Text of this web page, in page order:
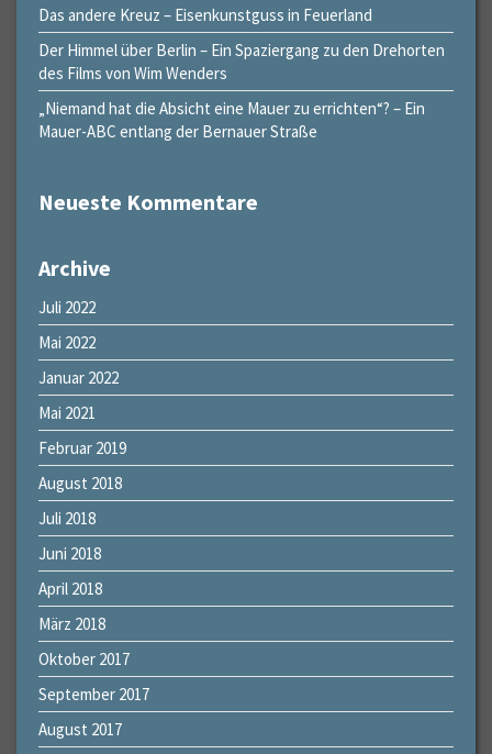
Das andere Kreuz – Eisenkunstguss in Feuerland
Der Himmel über Berlin – Ein Spaziergang zu den Drehorten
des Films von Wim Wenders
„Niemand hat die Absicht eine Mauer zu errichten“? – Ein
Mauer-ABC entlang der Bernauer Straße
Neueste Kommentare
Archive
Juli 2022
Mai 2022
Januar 2022
Mai 2021
Februar 2019
August 2018
Juli 2018
Juni 2018
April 2018
März 2018
Oktober 2017
September 2017
August 2017